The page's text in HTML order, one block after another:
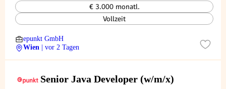
€ 3.000 monatl.
Vollzeit
epunkt GmbH
Wien
| vor 2 Tagen
Senior Java Developer (w/m/x)